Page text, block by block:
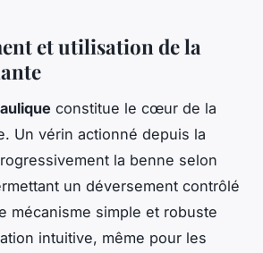
et utilisation de la
constitue le cœur de la
Un vérin actionné depuis la
la benne selon
un déversement contrôlé
mécanisme simple et robuste
intuitive, même pour les